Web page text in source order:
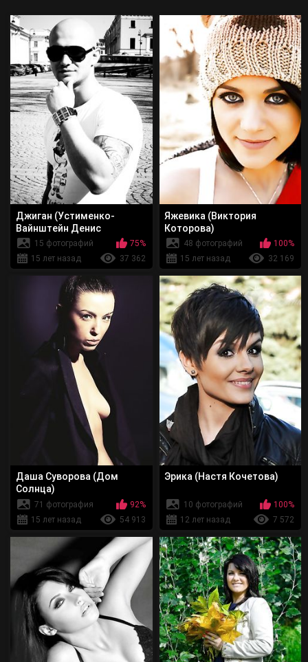
Джиган (Устименко-
Вайнштейн Денис
Александрович)
15 фотографий
75%
15 лет назад
37 362
Яжевика (Виктория
Которова)
48 фотографий
100%
15 лет назад
32 169
Даша Суворова (Дом
Солнца)
71 фотография
92%
15 лет назад
54 913
Эрика (Настя Кочетова)
10 фотографий
100%
12 лет назад
7 572